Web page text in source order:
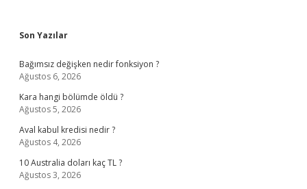
Sidebar
Son Yazılar
Bağımsız değişken nedir fonksiyon ?
Ağustos 6, 2026
Kara hangi bölümde öldü ?
Ağustos 5, 2026
Aval kabul kredisi nedir ?
Ağustos 4, 2026
10 Australia doları kaç TL ?
Ağustos 3, 2026